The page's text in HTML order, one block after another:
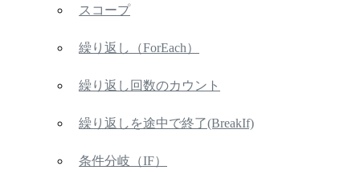
スコープ
繰り返し（ForEach）
繰り返し回数のカウント
繰り返しを途中で終了(BreakIf)
条件分岐（IF）